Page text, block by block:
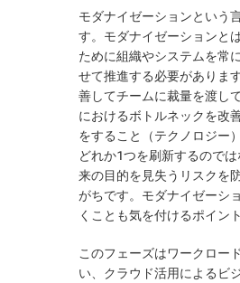
モダナイゼーションという
す。モダナイゼーションと
ために組織やシステムを常
せて推進する必要がありま
善してチームに裁量を渡し
におけるボトルネックを改
をすること（テクノロジー
どれか1つを刷新するので
来の目的を見失うリスクを
がちです。モダナイゼーシ
くことも気を付けるポイン
このフェーズはワークロー
い、クラウド活用によるビ